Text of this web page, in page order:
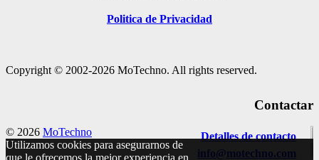
Politica de Privacidad
Copyright © 2002-2026 MoTechno. All rights reserved.
Contactar
Detalles de contacto
info@motechno.com
© 2026 MoTechno
Utilizamos cookies para asegurarnos de